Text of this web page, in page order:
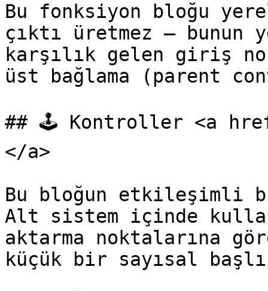
Bu fonksiyon bloğu
çıktı üretmez —
karşılık gelen giriş
üst bağlama (parent
## 🕹️ Kontroller <a
</a>
Bu bloğun etkileşimli
Alt sistem içinde
aktarma noktalarına
küçük bir sayısal